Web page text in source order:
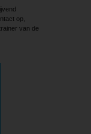
op,
van de